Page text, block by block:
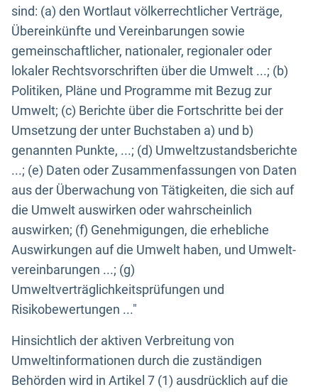
sind: (a) den Wortlaut völkerrechtlicher Verträge,
Übereinkünfte und Vereinbarungen sowie
gemeinschaftlicher, nationaler, regionaler oder
lokaler Rechtsvorschriften über die Umwelt ...; (b)
Politiken, Pläne und Programme mit Bezug zur
Umwelt; (c) Berichte über die Fortschritte bei der
Umsetzung der unter Buchstaben a) und b)
genannten Punkte, ...; (d) Umweltzustandsberichte
...; (e) Daten oder Zusammenfassungen von Daten
aus der Überwachung von Tätigkeiten, die sich auf
die Umwelt auswirken oder wahrscheinlich
auswirken; (f) Genehmigungen, die erhebliche
Auswirkungen auf die Umwelt haben, und Umwelt-
vereinbarungen ...; (g)
Umweltverträglichkeitsprüfungen und
Risikobewertungen ..."
Hinsichtlich der aktiven Verbreitung von
Umweltinformationen durch die zuständigen
Behörden wird in Artikel 7 (1) ausdrücklich auf die